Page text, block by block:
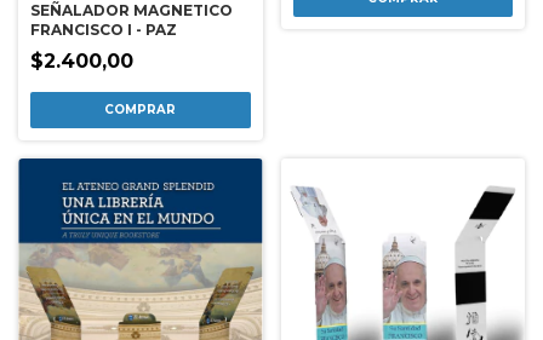
SEÑALADOR MAGNETICO
FRANCISCO I - PAZ
$2.400,00